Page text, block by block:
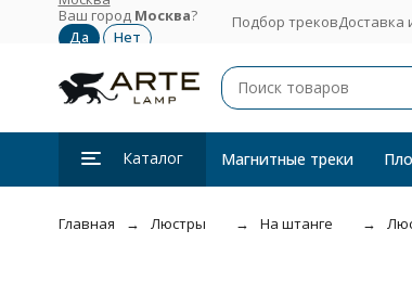
Ваш город Москва? Подбор трековДоставка
Каталог Магнитные треки
Главная Люстры На штанге